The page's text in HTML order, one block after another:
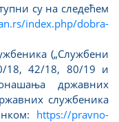
су на следећем
index.php/dobra-
(„Службени
18, 42/18, 80/19 и
државних
службеника
https://pravno-